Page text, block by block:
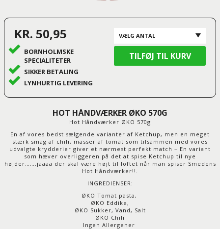
KR. 50,95
BORNHOLMSKE
SPECIALITETER
SIKKER BETALING
LYNHURTIG LEVERING
HOT HÅNDVÆRKER ØKO 570G
Hot Håndværker ØKO 570g
En af vores bedst sælgende varianter af Ketchup, men en meget
stærk smag af chili, masser af tomat som tilsammen med vores
udvalgte krydderier giver et nærmest perfekt match – En variant
som hæver overliggeren på det at spise Ketchup til nye
højder…….jaaaa der skal være højt til loftet når man spiser Smedens
Hot Håndværker!!.
INGREDIENSER:
ØKO Tomat pasta,
ØKO Eddike,
ØKO Sukker, Vand, Salt
ØKO Chili
Ingen Allergener